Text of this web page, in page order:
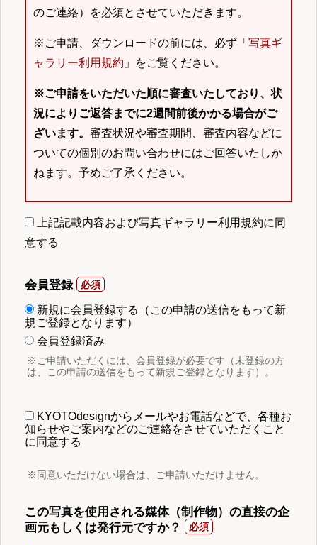
のご連絡）を必須とさせていただきます。
※ご申請、ダウンロードの前には、必ず「 写真ギ
ャラリー利用規約 」をご覧ください。
※ご申請をいただいた順に審査いたしており、状
況によりご返答までに2週間前後かかる場合がご
ざいます。 審査状況や審査期間、審査内容などに
ついての個別のお問い合わせにはご回答いたしか
ねます。予めご了承ください。
上記記載内容および写真ギャラリー利用規約に同
意する
会員登録
新規に会員登録する（この申請の送信をもって新
規ご登録となります）
会員登録済み
※ご申請いただくには、会員登録が必要です（未登録の方
は、この申請の送信をもって新規ご登録となります）。
KYOTOdesignからメールやお電話などで、各種お
知らせやご案内などのご連絡をさせていただくこと
に同意する
※同意いただけない場合は、ご申請いただけません。
この写真を使用される媒体（制作物）の直接の企
画元もしくは発行元ですか？